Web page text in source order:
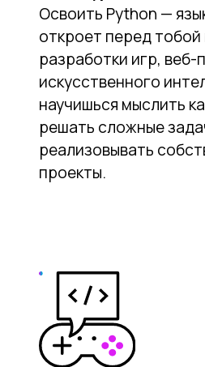
Игровое
программирование
3 месяца
Цель курса
практических примерах.